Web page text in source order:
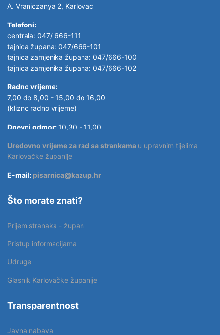
A. Vraniczanya 2, Karlovac
Telefoni:
centrala: 047/ 666-111
tajnica župana: 047/666-101
tajnica zamjenika župana: 047/666-100
tajnica zamjenika župana: 047/666-102
Radno vrijeme:
7,00 do 8,00 - 15,00 do 16,00
(klizno radno vrijeme)
Dnevni odmor: 10,30 - 11,00
Uredovno vrijeme za rad sa strankama u upravnim tijelima
Karlovačke županije
E-mail: pisarnica@kazup.hr
Što morate znati?
Prijem stranaka - župan
Pristup informacijama
Udruge
Glasnik Karlovačke županije
Transparentnost
Javna nabava